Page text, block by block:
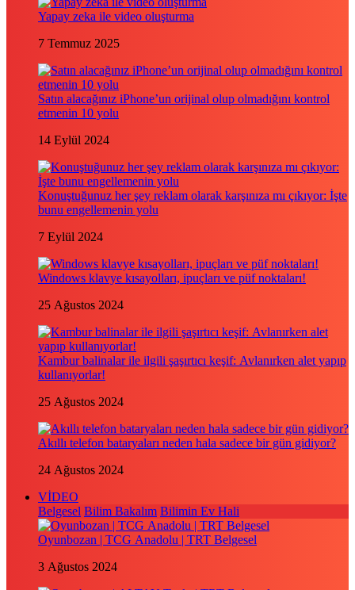
Yapay zeka ile video oluşturma
7 Temmuz 2025
Satın alacağınız iPhone’un orijinal olup olmadığını kontrol
etmenin 10 yolu
14 Eylül 2024
Konuştuğunuz her şey reklam olarak karşınıza mı çıkıyor: İşte
bunu engellemenin yolu
7 Eylül 2024
Windows klavye kısayolları, ipuçları ve püf noktaları!
25 Ağustos 2024
Kambur balinalar ile ilgili şaşırtıcı keşif: Avlanırken alet yapıp
kullanıyorlar!
25 Ağustos 2024
Akıllı telefon bataryaları neden hala sadece bir gün gidiyor?
24 Ağustos 2024
VİDEO
Belgesel Bilim Bakalım Bilimin Ev Hali
Oyunbozan | TCG Anadolu | TRT Belgesel
3 Ağustos 2024